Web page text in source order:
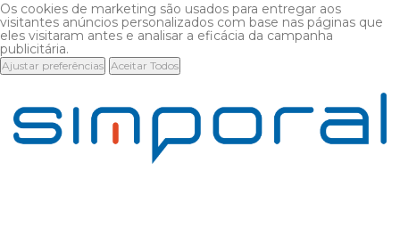
Os cookies de marketing são usados para entregar aos
visitantes anúncios personalizados com base nas páginas que
eles visitaram antes e analisar a eficácia da campanha
publicitária.
Ajustar preferências Aceitar Todos